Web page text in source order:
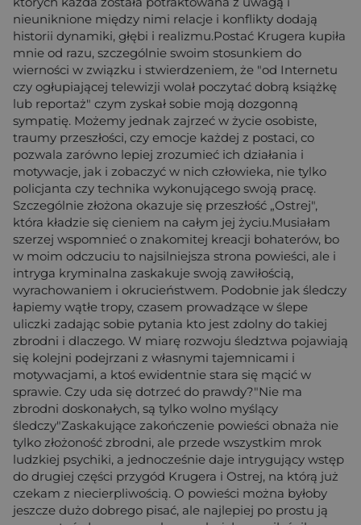
nieuniknione między nimi relacje i konflikty dodają
historii dynamiki, głębi i realizmu.Postać Krugera kupiła
mnie od razu, szczególnie swoim stosunkiem do
wierności w związku i stwierdzeniem, że "od Internetu
czy ogłupiającej telewizji wolał poczytać dobrą książkę
lub reportaż" czym zyskał sobie moją dozgonną
sympatię. Możemy jednak zajrzeć w życie osobiste,
traumy przeszłości, czy emocje każdej z postaci, co
pozwala zarówno lepiej zrozumieć ich działania i
motywacje, jak i zobaczyć w nich człowieka, nie tylko
policjanta czy technika wykonującego swoją pracę.
Szczególnie złożona okazuje się przeszłość „Ostrej",
która kładzie się cieniem na całym jej życiu.Musiałam
szerzej wspomnieć o znakomitej kreacji bohaterów, bo
w moim odczuciu to najsilniejsza strona powieści, ale i
intryga kryminalna zaskakuje swoją zawiłością,
wyrachowaniem i okrucieństwem. Podobnie jak śledczy
łapiemy wątłe tropy, czasem prowadzące w ślepe
uliczki zadając sobie pytania kto jest zdolny do takiej
zbrodni i dlaczego. W miarę rozwoju śledztwa pojawiają
się kolejni podejrzani z własnymi tajemnicami i
motywacjami, a ktoś ewidentnie stara się mącić w
sprawie. Czy uda się dotrzeć do prawdy?"Nie ma
zbrodni doskonałych, są tylko wolno myślący
śledczy"Zaskakujące zakończenie powieści obnaża nie
tylko złożoność zbrodni, ale przede wszystkim mrok
ludzkiej psychiki, a jednocześnie daje intrygujący wstęp
do drugiej części przygód Krugera i Ostrej, na którą już
czekam z niecierpliwością. O powieści można byłoby
jeszcze dużo dobrego pisać, ale najlepiej po prostu ją